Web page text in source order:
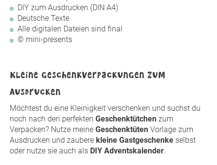
DIY zum Ausdrucken (DIN A4)
Deutsche Texte
Alle digitalen Dateien sind final
© mini-presents
Kleine Geschenkverpackungen zum
Ausdrucken
Möchtest du eine Kleinigkeit verschenken und suchst du
noch nach den perfekten Geschenktütchen zum
Verpacken? Nutze meine Geschenktüten Vorlage zum
Ausdrucken und zaubere kleine Gastgeschenke selbst
oder nutze sie auch als DIY Adventskalender.